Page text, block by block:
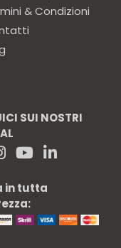
& Condizioni
SUI NOSTRI
in tutta